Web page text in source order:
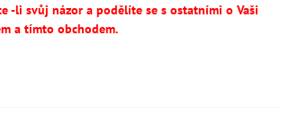
-li svůj názor a podělíte se s ostatními o Vaši
a tímto obchodem.